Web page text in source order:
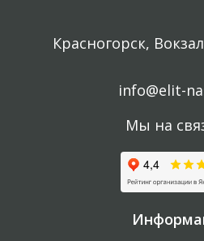
Красногорск,
info@elit-
Мы на